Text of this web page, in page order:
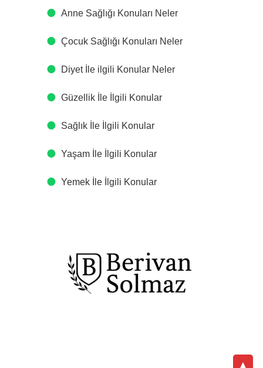
Anne Sağlığı Konuları Neler
Çocuk Sağlığı Konuları Neler
Diyet İle ilgili Konular Neler
Güzellik İle İlgili Konular
Sağlık İle İlgili Konular
Yaşam İle İlgili Konular
Yemek İle İlgili Konular
▲